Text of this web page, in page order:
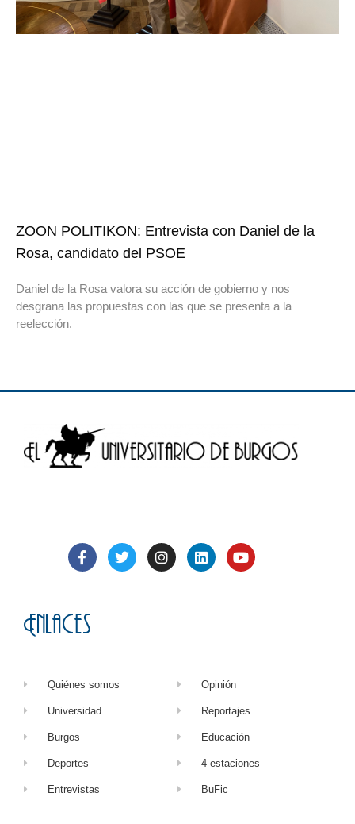
ZOON POLITIKON: Entrevista con Daniel de la
Rosa, candidato del PSOE
Daniel de la Rosa valora su acción de gobierno y nos
desgrana las propuestas con las que se presenta a la
reelección.
Enlaces
Quiénes somos
Universidad
Burgos
Deportes
Entrevistas
Opinión
Reportajes
Educación
4 estaciones
BuFic